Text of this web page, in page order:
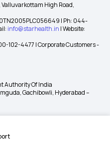
Valluvarkottam High Road,
| Ph: 044-
info@starhealth.in | Website:
102-4477 | Corporate Customers -
Authority Of India
Gachibowli, Hyderabad –